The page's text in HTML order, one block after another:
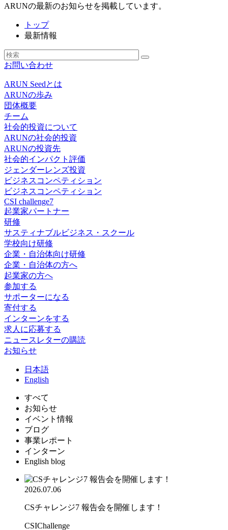
ARUNの最新のお知らせを掲載しています。
トップ
最新情報
お問い合わせ
ARUN Seedとは
ARUNの歩み
団体概要
チーム
社会的投資について
ARUNの社会的投資
ARUNの投資先
社会的インパクト評価
ジェンダーレンズ投資
ビジネスコンペティション
ビジネスコンペティション
CSI challenge7
起業家パートナー
研修
サスティナブルビジネス・スクール
学校向け研修
企業・自治体向け研修
企業・自治体の方へ
起業家の方へ
参加する
サポーターになる
寄付する
インターンをする
求人に応募する
ニュースレターの購読
お知らせ
日 本語
English
すべて
お知らせ
イベント情報
ブログ
事業レポート
インターン
English blog
2026.07.06
CSチャレンジ7 報告会を開催します！
CSIChallenge